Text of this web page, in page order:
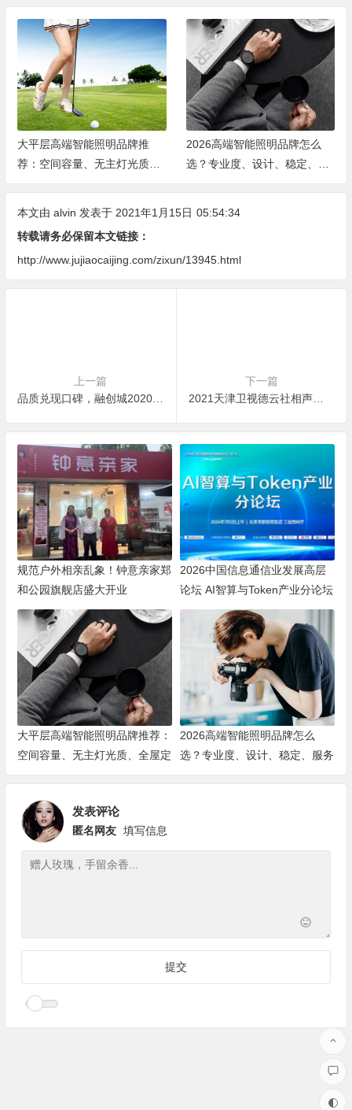
大平层高端智能照明品牌推
荐：空间容量、无主灯光质、
全屋定制、长期售后四个维度
2026高端智能照明品牌怎么
选？专业度、设计、稳定、服
务四大维度深度盘点
本文由 alvin 发表于 2021年1月15日 05:54:34
转载请务必保留本文链接：
http://www.jujiaocaijing.com/zixun/13945.html
上一篇
品质兑现口碑，融创城2020年郑州业绩夺魁！
下一篇
2021天津卫视德云社相声春晚演员阵容官宣 酷狗音乐将同步播出独家音频
规范户外相亲乱象！钟意亲家郑
和公园旗舰店盛大开业
2026中国信息通信业发展高层
论坛 AI智算与Token产业分论坛
顺利举办
大平层高端智能照明品牌推荐：
空间容量、无主灯光质、全屋定
制、长期售后四个维度全解析
2026高端智能照明品牌怎么
选？专业度、设计、稳定、服务
四大维度深度盘点
发表评论
匿名网友 填写信息